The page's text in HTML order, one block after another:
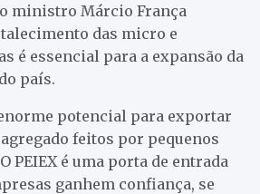
ministro Márcio França
das micro e
é essencial para a expansão da
país.
potencial para exportar
feitos por pequenos
PEIEX é uma porta de entrada
ganhem confiança, se